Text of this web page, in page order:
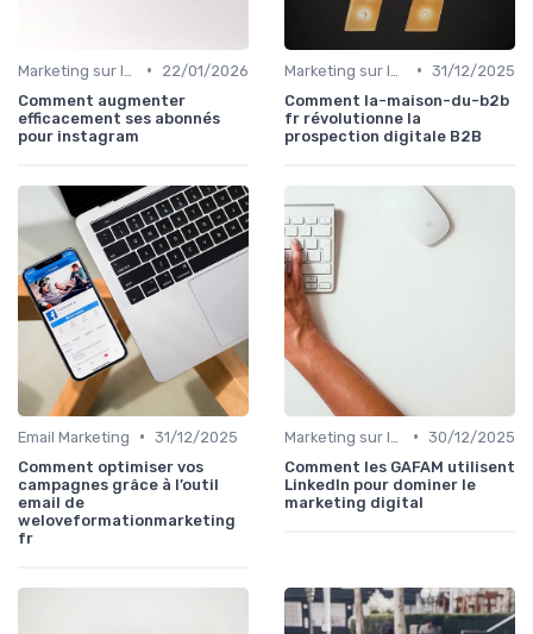
•
22/01/2026
Comment augmenter
efficacement ses abonnés
pour instagram
• 31/12/2025
Comment la-maison-du-b2b
fr révolutionne la
prospection digitale B2B
Email Marketing • 31/12/2025
Comment optimiser vos
campagnes grâce à l’outil
email de
weloveformationmarketing
fr
• 30/12/2025
Comment les GAFAM utilisent
LinkedIn pour dominer le
marketing digital